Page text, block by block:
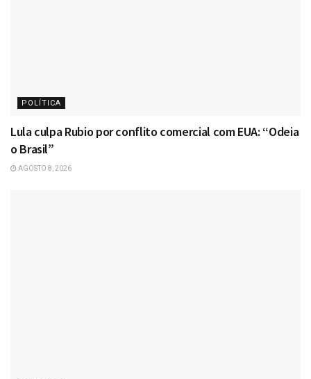
POLÍTICA
Lula culpa Rubio por conflito comercial com EUA: “Odeia
o Brasil”
AGOSTO 8, 2026